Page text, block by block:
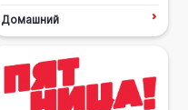
Домашний